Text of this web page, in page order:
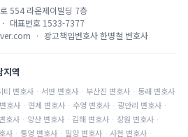
554 라온제이빌딩 7층
· 대표번호 1533-7377
· 광고책임변호사한병철 변호사
역
티 변호사 · 서면 변호사 · 부산진 변호사 · 동래 변호사
변호사 · 연제 변호사 · 수영 변호사 · 광안리 변호사 ·
변호사 · 양산 변호사 · 김해 변호사 · 창원 변호사 ·
사 · 통영 변호사 · 밀양 변호사 · 사천 변호사 ·